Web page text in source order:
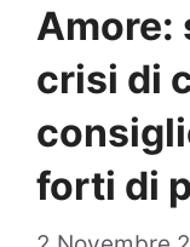
Amore:
crisi di
forti di